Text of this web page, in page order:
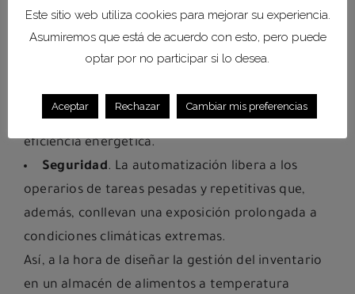
Aprovechamiento del espacio
. Los sistemas
de almacenamiento automáticos optimizan las
mismo espacio se pueden almacenar más
productos, y esto repercute en una mejor
eficiencia energética.
Seguridad. La automatización libera a los
operarios de tareas pesadas y repetitivas que,
además, conllevan una exposición prolongada a
condiciones climáticas extremas.
Así, a la hora de diseñar la gestión del inventario
en un almacén de alimentos a temperatura
Este sitio web utiliza cookies para mejorar su experiencia.
Asumiremos que está de acuerdo con esto, pero puede
optar por no participar si lo desea.
Aceptar Rechazar Cambiar mis preferencias